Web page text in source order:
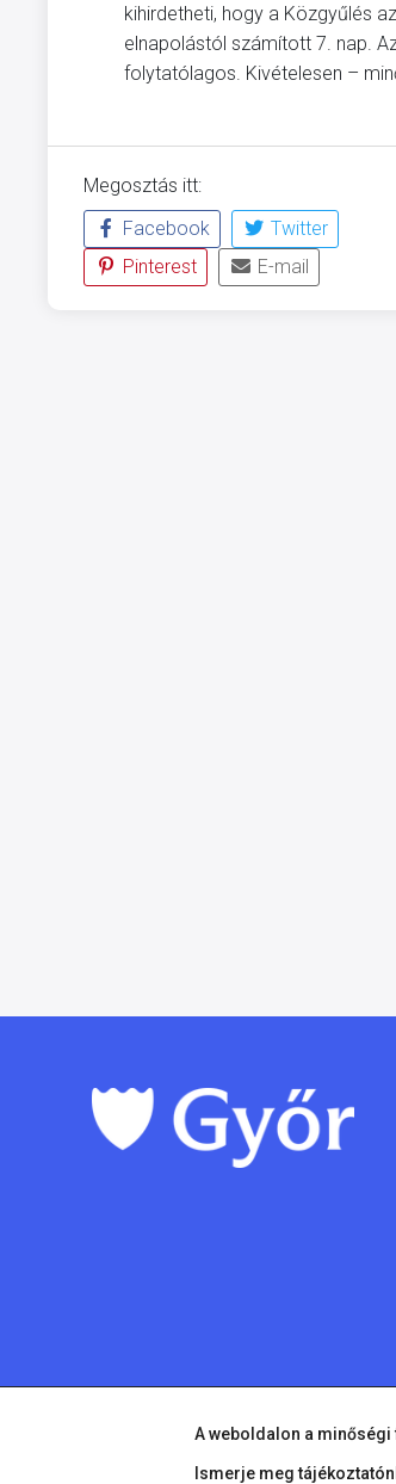
kihirdetheti, hogy a Közgyűlés
elnapolástól számított 7. nap.
folytatólagos. Kivételesen –
Megosztás itt:
Facebook
Twitter
Pinterest
E-mail
A weboldalon a
Ismerje meg